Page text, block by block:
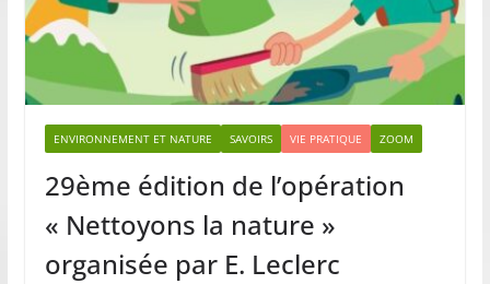
ENVIRONNEMENT ET NATURE SAVOIRS VIE PRATIQUE ZOOM
29ème édition de l’opération
« Nettoyons la nature »
organisée par E. Leclerc